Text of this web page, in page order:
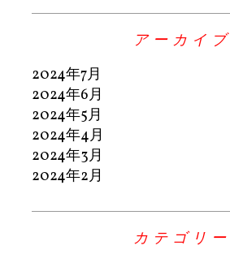
アーカイブ
2024年7月
2024年6月
2024年5月
2024年4月
2024年3月
2024年2月
カテゴリー